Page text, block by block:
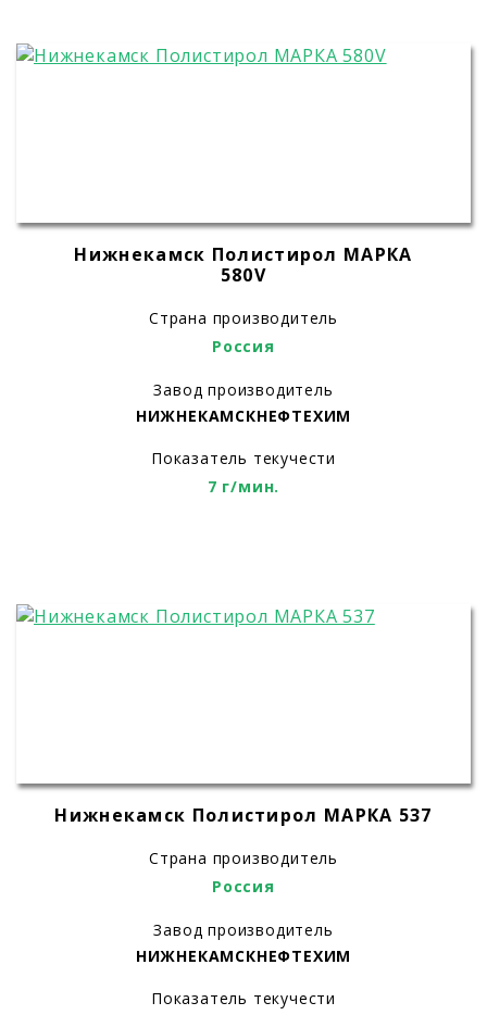
Нижнекамск Полистирол МАРКА
580V
Страна производитель
Россия
Завод производитель
НИЖНЕКАМСКНЕФТЕХИМ
Показатель текучести
7 г/мин.
Нижнекамск Полистирол МАРКА 537
Страна производитель
Россия
Завод производитель
НИЖНЕКАМСКНЕФТЕХИМ
Показатель текучести